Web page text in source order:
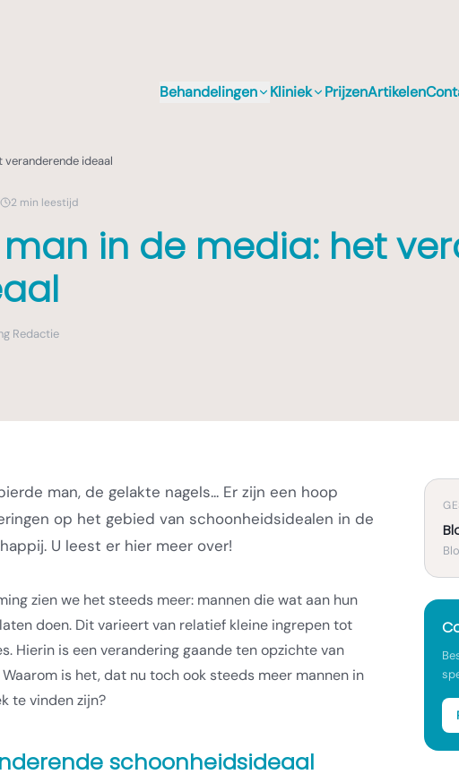
Behandelingen Kliniek PrijzenArtikelen
veranderende ideaal
2 min leestijd
man in de media: het
Redactie
man, de gelakte nagels... Er zijn een hoop
op het gebied van schoonheidsidealen in de
U leest er hier meer over!
zien we het steeds meer: mannen die wat aan hun
doen. Dit varieert van relatief kleine ingrepen tot
Hierin is een verandering gaande ten opzichte van
Waarom is het, dat nu toch ook steeds meer mannen in
te vinden zijn?
schoonheidsideaal